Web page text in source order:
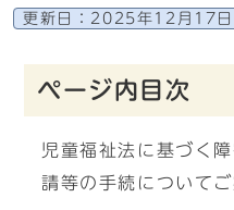
更新日： 2025年12月17日
ページ内目次
児童福祉法に基づく
請等の手続について